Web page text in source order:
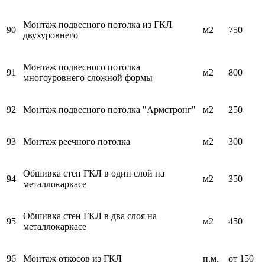
90
Монтаж подвесного потолка из ГКЛ
двухуровнего
м2 750
91
Монтаж подвесного потолка
многоуровнего сложной формы
м2 800
92 Монтаж подвесного потолка "Армстронг" м2 250
93 Монтаж реечного потолка м2 300
94
Обшивка стен ГКЛ в один слой на
металлокаркасе
м2 350
95
Обшивка стен ГКЛ в два слоя на
металлокаркасе
м2 450
96 Монтаж откосов из ГКЛ п.м. от 150